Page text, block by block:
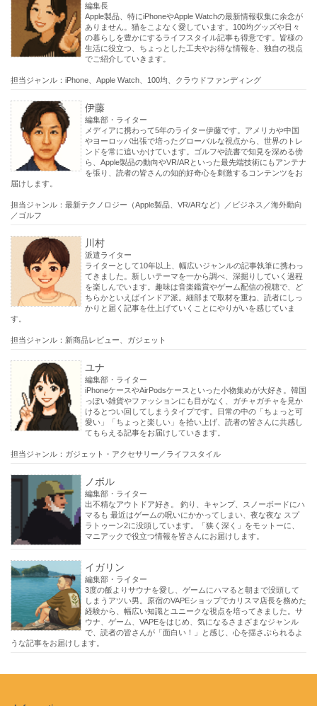
編集長
Apple製品、特にiPhoneやApple Watchの最新情報収集に余念が
ありません。猫をこよなく愛しています。100均グッズや日々
の暮らしを豊かにするライフスタイル記事も得意です。皆様の
生活に役立つ、ちょっとした工夫やお得な情報を、独自の視点
でご紹介していきます。
担当ジャンル：iPhone、Apple Watch、100均、クラウドファンディング
伊藤
編集部・ライター
メディアに携わって5年のライター伊藤です。アメリカや中国
やヨーロッパ出張で培ったグローバルな視点から、世界のトレ
ンドを常に追いかけています。ゴルフや読書で知見を深める傍
ら、Apple製品の動向やVR/ARといった最先端技術にもアンテナ
を張り、読者の皆さんの知的好奇心を刺激するコンテンツをお
届けします。
担当ジャンル：最新テクノロジー（Apple製品、VR/ARなど）／ビジネス／海外動向
／ゴルフ
川村
派遣ライター
ライターとして10年以上、幅広いジャンルの記事執筆に携わっ
てきました。新しいテーマを一から調べ、深掘りしていく過程
を楽しんでいます。趣味は音楽鑑賞やゲーム配信の視聴で、ど
ちらかといえばインドア派。細部まで取材を重ね、読者にしっ
かりと届く記事を仕上げていくことにやりがいを感じていま
す。
担当ジャンル：新商品レビュー、ガジェット
ユナ
編集部・ライター
iPhoneケースやAirPodsケースといった小物集めが大好き。韓国
っぽい雑貨やファッションにも目がなく、ガチャガチャを見か
けるとつい回してしまうタイプです。日常の中の「ちょっと可
愛い」「ちょっと楽しい」を拾い上げ、読者の皆さんに共感し
てもらえる記事をお届けしていきます。
担当ジャンル：ガジェット・アクセサリー／ライフスタイル
ノボル
編集部・ライター
出不精なアウトドア好き。 釣り、キャンプ、スノーボードにハ
マるも 最近はゲームの呪いにかかってしまい、夜な夜な スプ
ラトゥーン2に没頭しています。「狭く深く」をモットーに、
マニアックで役立つ情報を皆さんにお届けします。
イガリン
編集部・ライター
3度の飯よりサウナを愛し、ゲームにハマると朝まで没頭して
しまうアツい男。原宿のVAPEショップでカリスマ店長を務めた
経験から、幅広い知識とユニークな視点を培ってきました。サ
ウナ、ゲーム、VAPEをはじめ、気になるさまざまなジャンル
で、読者の皆さんが「面白い！」と感じ、心を揺さぶられるよ
うな記事をお届けします。